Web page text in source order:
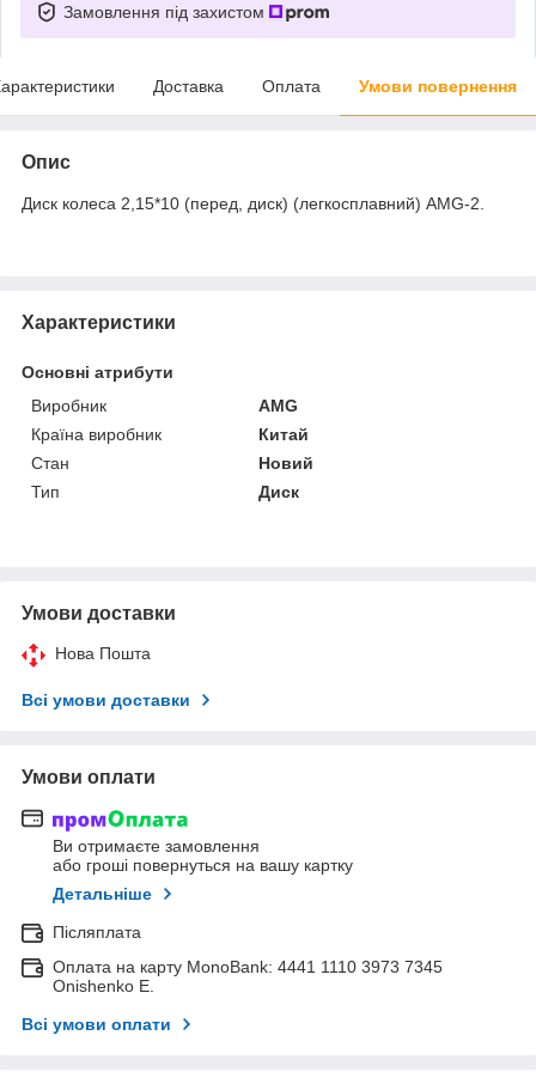
Замовлення під захистом
Доставка Оплата Умови повернення
Опис
Диск колеса 2,15*10 (перед, диск) (легкосплавний) AMG-2.
Характеристики
Основні атрибути
Виробник
AMG
Країна виробник
Китай
Стан
Новий
Тип
Диск
Умови доставки
Нова Пошта
Всі умови доставки
Умови оплати
Ви отримаєте замовлення
або гроші повернуться на вашу картку
Детальніше
Післяплата
Оплата на карту MonoBank: 4441 1110 3973 7345
Onishenko E.
Всі умови оплати